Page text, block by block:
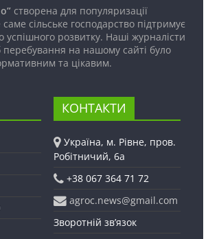
створена для популяризації
сільське господарство підтримує
успішного розвитку. Наші журналісти
на нашому сайті було
та цікавим.
КОНТАКТИ
Україна, м. Рівне, пров.
Робітничий, 6а
+38 067 364 71 72
agroc.news@gmail.com
Зворотній зв’язок